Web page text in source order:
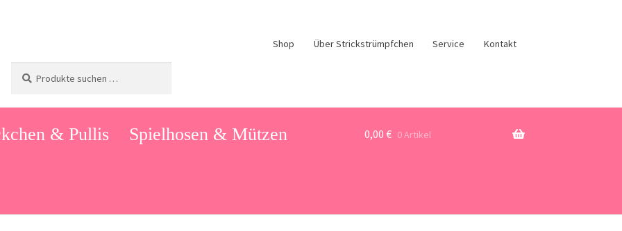
Shop Über Strickstrümpfchen Service Kontakt
nach:
& Pullis Spielhosen & Mützen 0,00 € 0 Artikel